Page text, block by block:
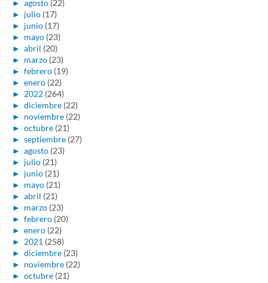
► agosto (22)
► julio (17)
► junio (17)
► mayo (23)
► abril (20)
► marzo (23)
► febrero (19)
► enero (22)
► 2022 (264)
► diciembre (22)
► noviembre (22)
► octubre (21)
► septiembre (27)
► agosto (23)
► julio (21)
► junio (21)
► mayo (21)
► abril (21)
► marzo (23)
► febrero (20)
► enero (22)
► 2021 (258)
► diciembre (23)
► noviembre (22)
► octubre (21)